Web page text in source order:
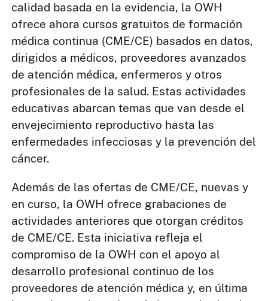
calidad basada en la evidencia, la OWH
ofrece ahora cursos gratuitos de formación
médica continua (CME/CE) basados en datos,
dirigidos a médicos, proveedores avanzados
de atención médica, enfermeros y otros
profesionales de la salud. Estas actividades
educativas abarcan temas que van desde el
envejecimiento reproductivo hasta las
enfermedades infecciosas y la prevención del
cáncer.
Además de las ofertas de CME/CE, nuevas y
en curso, la OWH ofrece grabaciones de
actividades anteriores que otorgan créditos
de CME/CE. Esta iniciativa refleja el
compromiso de la OWH con el apoyo al
desarrollo profesional continuo de los
proveedores de atención médica y, en última